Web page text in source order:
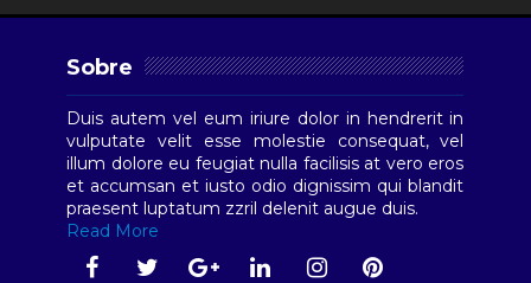
Sobre
Duis autem vel eum iriure dolor in hendrerit in
vulputate velit esse molestie consequat, vel
illum dolore eu feugiat nulla facilisis at vero eros
et accumsan et iusto odio dignissim qui blandit
praesent luptatum zzril delenit augue duis.
Read More